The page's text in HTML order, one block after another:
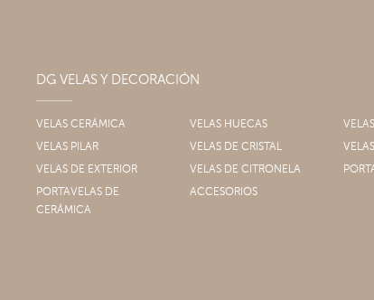
DG VELAS Y DECORACIÓN
VELAS CERÁMICA VELAS HUECAS
VELAS PILAR
VELAS DE CRISTAL
VELAS DE EXTERIOR
VELAS DE CITRONELA
PORTAVELAS DE
CERÁMICA
ACCESORIOS